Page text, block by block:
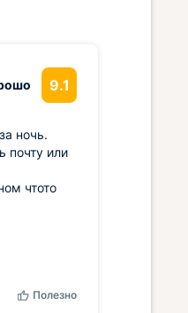
9.1
ночь.
почту или
чтото
Полезно